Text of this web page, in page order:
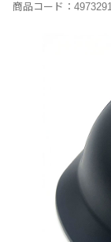
商品コード：